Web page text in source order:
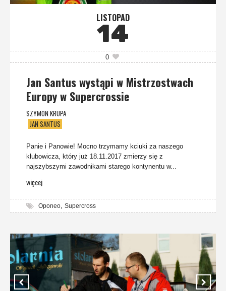
LISTOPAD
14
0
Jan Santus wystąpi w Mistrzostwach
Europy w Supercrossie
SZYMON KRUPA
JAN SANTUS
Panie i Panowie! Mocno trzymamy kciuki za naszego
klubowicza, który już 18.11.2017 zmierzy się z
najszybszymi zawodnikami starego kontynentu w...
więcej
Oponeo Supercross